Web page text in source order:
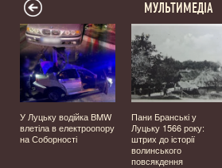
МУЛЬТИМЕДІА
У Луцьку водійка BMW
влетіла в електроопору
на Соборності
Пани Бранські у
Луцьку 1566 року:
штрих до історії
волинського
повсякдення